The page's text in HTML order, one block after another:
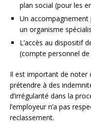
plan social (pour les
Un accompagnement
un organisme
L’accès au dispositif
(compte personnel
Il est important de noter
prétendre à des
d’irrégularité dans la
l’employeur n’a pas
reclassement.